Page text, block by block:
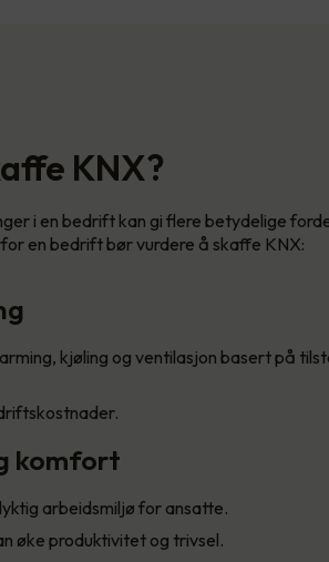
KNX?
i en bedrift kan gi flere betydelige
en bedrift bør vurdere å skaffe KNX:
kjøling og ventilasjon basert på
komfort
arbeidsmiljø for ansatte.
øke produktivitet og trivsel.